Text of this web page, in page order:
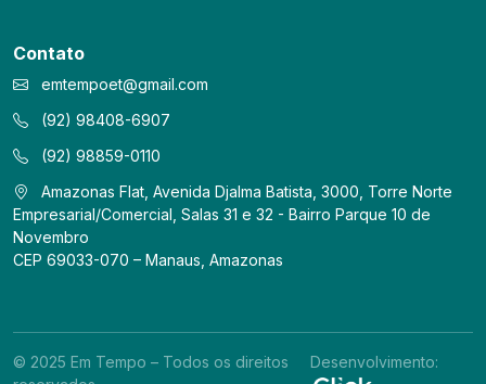
Contato
emtempoet@gmail.com
(92) 98408-6907
(92) 98859-0110
Amazonas Flat, Avenida Djalma Batista, 3000, Torre Norte
Empresarial/Comercial, Salas 31 e 32 - Bairro Parque 10 de
Novembro
CEP 69033-070 – Manaus, Amazonas
© 2025 Em Tempo – Todos os direitos
Desenvolvimento: